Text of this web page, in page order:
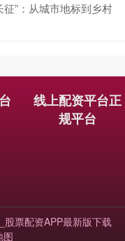
”：从城市地标到乡村
线上配资平台正
规平台
票配资APP最新版下载
图